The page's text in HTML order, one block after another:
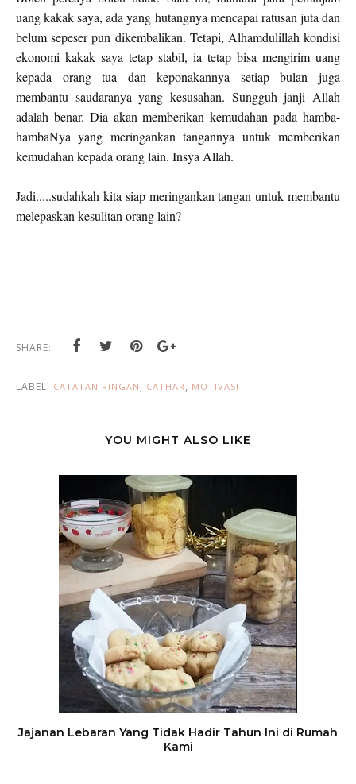
uang kakak saya, ada yang hutangnya mencapai ratusan juta dan
belum sepeser pun dikembalikan. Tetapi, Alhamdulillah kondisi
ekonomi kakak saya tetap stabil, ia tetap bisa mengirim uang
kepada orang tua dan keponakannya setiap bulan juga
membantu saudaranya yang kesusahan. Sungguh janji Allah
adalah benar. Dia akan memberikan kemudahan pada hamba-
hambaNya yang meringankan tangannya untuk memberikan
kemudahan kepada orang lain. Insya Allah.
Jadi.....sudahkah kita siap meringankan tangan untuk membantu
melepaskan kesulitan orang lain?
SHARE:
LABEL: CATATAN RINGAN , CATHAR, MOTIVASI
YOU MIGHT ALSO LIKE
Jajanan Lebaran Yang Tidak Hadir Tahun Ini di Rumah
Kami